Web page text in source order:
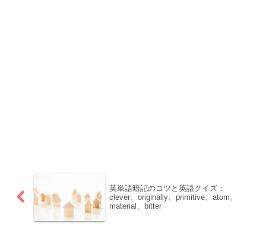
英単語暗記のコツと英語クイズ：
clever、originally、primitive、atom、
material、bitter